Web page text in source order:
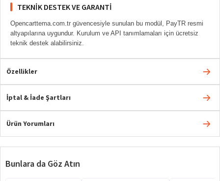
TEKNIK DESTEK VE GARANTI
Opencarttema.com.tr güvencesiyle sunulan bu modül, PayTR resmi
altyapılarına uygundur. Kurulum ve API tanımlamaları için ücretsiz
teknik destek alabilirsiniz.
Özellikler
İptal & İade Şartları
Ürün Yorumları
Bunlara da Göz Atın